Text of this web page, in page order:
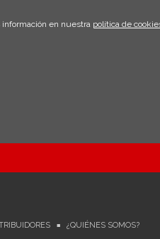
en nuestra política de
¿QUIÉNES SOMOS?